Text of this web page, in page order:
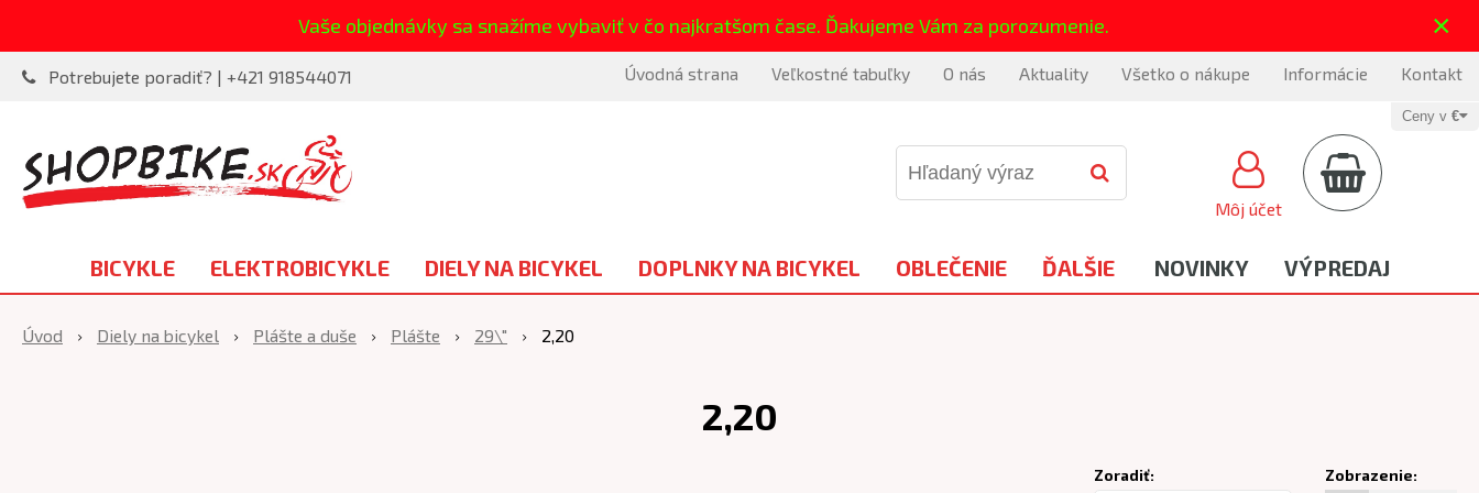
Vaše objednávky sa snažíme vybaviť v čo najkratšom čase. Ďakujeme Vám za porozumenie. ×
Potrebujete poradiť? | +421 918544071 Úvodná strana Veľkostné tabuľky O nás Aktuality Všetko o nákupe Informácie Kontakt
Môj účet
Ceny v €
BICYKLE ELEKTROBICYKLE DIELY NA BICYKEL DOPLNKY NA BICYKEL OBLEČENIE ĎALŠIE NOVINKY VÝPREDAJ
Úvod Diely na bicykel Plášte a duše Plášte 29\" 2,20
2,20
Zobrazenie:
Zoradiť: